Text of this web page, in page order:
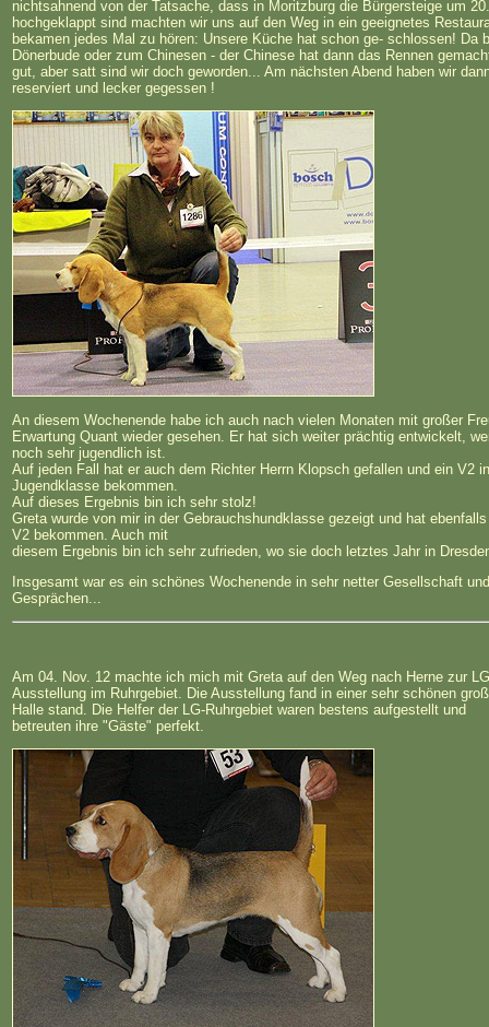
nichtsahnend von der Tatsache, dass in Moritzburg die Bürgersteige um
hochgeklappt sind machten wir uns auf den Weg in ein geeignetes
bekamen jedes Mal zu hören: Unsere Küche hat schon ge- schlossen! Da
Dönerbude oder zum Chinesen - der Chinese hat dann das Rennen
gut, aber satt sind wir doch geworden... Am nächsten Abend haben wir
reserviert und lecker gegessen !
An diesem Wochenende habe ich auch nach vielen Monaten mit großer
Erwartung Quant wieder gesehen. Er hat sich weiter prächtig entwickelt,
noch sehr jugendlich ist.
Auf jeden Fall hat er auch dem Richter Herrn Klopsch gefallen und ein V2
Jugendklasse bekommen.
Auf dieses Ergebnis bin ich sehr stolz!
Greta wurde von mir in der Gebrauchshundklasse gezeigt und hat
V2 bekommen. Auch mit
diesem Ergebnis bin ich sehr zufrieden, wo sie doch letztes Jahr in
Insgesamt war es ein schönes Wochenende in sehr netter Gesellschaft
Gesprächen...
Am 04. Nov. 12 machte ich mich mit Greta auf den Weg nach Herne zur
Ausstellung im Ruhrgebiet. Die Ausstellung fand in einer sehr schönen
Halle stand. Die Helfer der LG-Ruhrgebiet waren bestens aufgestellt und
betreuten ihre "Gäste" perfekt.